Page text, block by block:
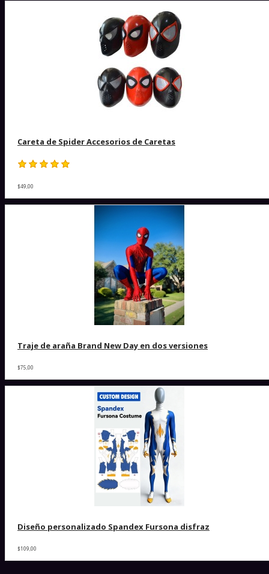
Careta de Spider Accesorios de Caretas
$49,00
Traje de araña Brand New Day en dos versiones
$75,00
Diseño personalizado Spandex Fursona disfraz
$109,00